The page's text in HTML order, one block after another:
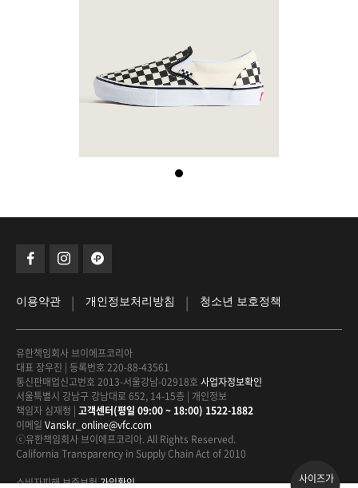
이용약관 | 개인정보처리방침 | 청소년 보호정책
유한책임회사 브이에프코리아
대표 장우진 | 등록번호 220-88-43561
통신판매업신고번호 2013-서울강남-02918호 사업자정보확인
서울특별시 강남구 강남대로 652, 14-15층 | 개인정보
책임자 심재형 | 고객센터(평일 09:00 ~ 18:00) 1522-1882
이메일 Vanskr_online@vfc.com
ⓒ유한책임회사 브이에프코리아. All Rights Reserved.
California Transparency in Supply Chain Act of 2010
소비자피해 보증보험가입확인
사이즈가